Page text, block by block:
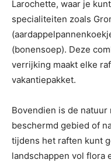
Larochette, waar je
specialiteiten zoals
(bonensoep). Deze
verrijking maakt elke
vakantiepakket.
Bovendien is de
beschermd gebied of
tijdens het raften kunt
landschappen vol flora